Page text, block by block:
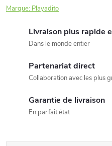
Marque: Playadito
Livraison plus rapide
Dans le monde entier
Partenariat direct
Collaboration avec les plus
Garantie de livraison
En parfait état